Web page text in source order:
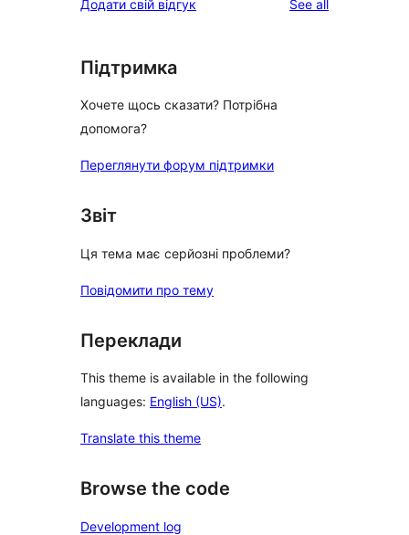
Додати свій відгук See all
Підтримка
Хочете щось сказати? Потрібна
допомога?
Переглянути форум підтримки
Звіт
Ця тема має серйозні проблеми?
Повідомити про тему
Переклади
This theme is available in the following
languages: English (US).
Translate this theme
Browse the code
Development log